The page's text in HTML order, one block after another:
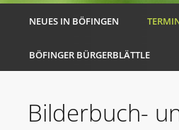
NEUES IN BÖFINGEN
BÖFINGER BÜRGERBLÄTTLE
Bilderbuch-